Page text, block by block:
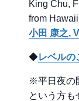
King Chu,
from
小田 康之,
◆レベルの
※平日夜の
という方も